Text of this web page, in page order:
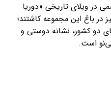
ویلای تاریخی «دوریا
در باغ این مجموعه کاشتند؛
دو کشور، نشانه دوستی و
است.